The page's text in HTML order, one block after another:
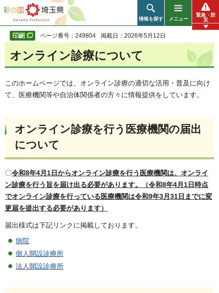
彩の国 埼玉県
情報を探す メニュー
緊急・防
災
ページ番号：249804 掲載日：2026年5月12日
オンライン診療について
このホームページでは、オンライン診療の適切な活用・普及に向け
て、医療機関等や自治体関係者の方々に情報提供をしています。
オンライン診療を行う医療機関の届出
について
〇令和8年4月1日からオンライン診療を行う医療機関は、オンライ
ン診療を行う旨を届け出る必要があります。（令和8年4月1日時点
でオンライン診療を行っている医療機関は令和9年3月31日までに変
更届を提出する必要があります）
届出様式は下記リンクに掲載しております。
病院
個人開設診療所
法人開設診療所